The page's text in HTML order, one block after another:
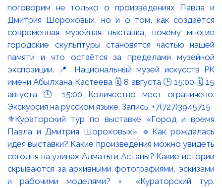
⚜️Кураторский тур по выставке «Город и время
Павла и Дмитрия Шороховых» 🔹Как рождалась
идея выставки? Какие произведения можно увидеть
сегодня на улицах Алматы и Астаны? Какие истории
скрываются за архивными фотографиями, эскизами
и рабочими моделями? ▫️ «Кураторский тур.